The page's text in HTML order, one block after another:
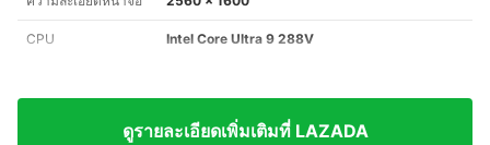
CPU Intel Core Ultra 9 288V
ดูรายละเอียดเพิ่มเติมที่ LAZADA